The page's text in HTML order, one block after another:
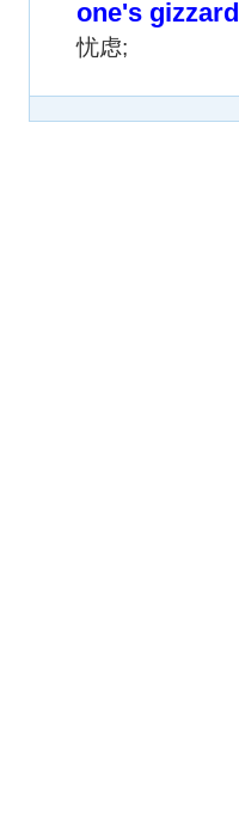
one's gizzard
忧虑;